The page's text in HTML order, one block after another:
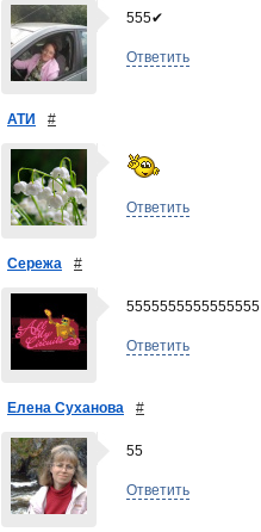
555✔
Ответить
АТИ #
Ответить
Сережа #
5555555555555555
Ответить
Елена Суханова #
55
Ответить